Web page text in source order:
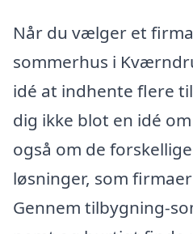
Når du vælger et
sommerhus i
idé at indhente flere
dig ikke blot en idé
også om de
løsninger, som
Gennem tilbygning-